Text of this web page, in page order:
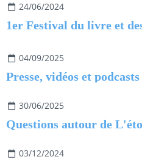
24/06/2024
04/09/2025
Presse, vidéos et podcasts
30/06/2025
Questions autour de
03/12/2024